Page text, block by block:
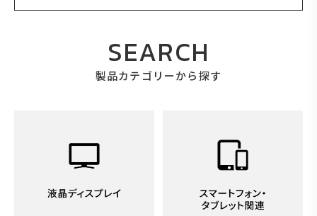
SEARCH
製品カテゴリーから探す